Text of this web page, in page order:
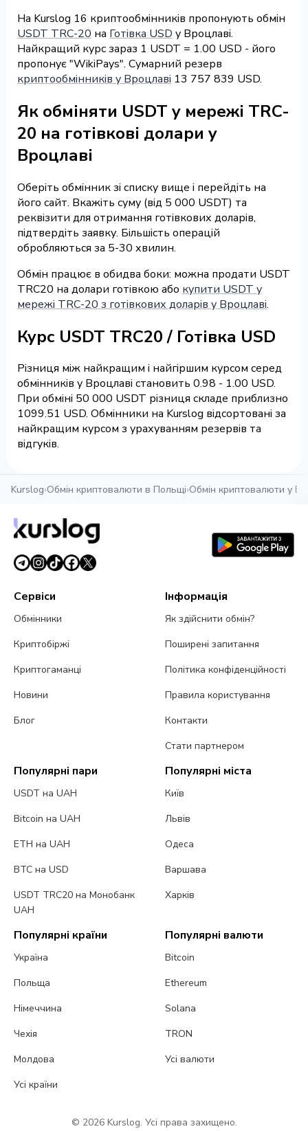
На Kurslog 16 криптообмінників пропонують обмін
USDT TRC-20 на Готівка USD у Вроцлаві.
Найкращий курс зараз 1 USDT = 1.00 USD - його
пропонує "WikiPays". Сумарний резерв
криптообмінників у Вроцлаві 13 757 839 USD.
Як обміняти USDT у мережі TRC-
20 на готівкові долари у
Вроцлаві
Оберіть обмінник зі списку вище і перейдіть на
його сайт. Вкажіть суму (від 5 000 USDT) та
реквізити для отримання готівкових доларів,
підтвердіть заявку. Більшість операцій
обробляються за 5-30 хвилин.
Обмін працює в обидва боки: можна продати USDT
TRC20 на долари готівкою або купити USDT у
мережі TRC-20 з готівкових доларів у Вроцлаві.
Курс USDT TRC20 / Готівка USD
Різниця між найкращим і найгіршим курсом серед
обмінників у Вроцлаві становить 0.98 - 1.00 USD.
При обміні 50 000 USDT різниця складе приблизно
1099.51 USD. Обмінники на Kurslog відсортовані за
найкращим курсом з урахуванням резервів та
відгуків.
Kurslog›Обмін криптовалюти в Польщі›Обмін криптовалюти у
Сервіси
Обмінники
Криптобіржі
Криптогаманці
Новини
Блог
Інформація
Як здійснити обмін?
Поширені запитання
Політика конфіденційності
Правила користування
Контакти
Стати партнером
Популярні пари
USDT на UAH
Bitcoin на UAH
ETH на UAH
BTC на USD
USDT TRC20 на Монобанк
UAH
Популярні міста
Київ
Львів
Одеса
Варшава
Харків
Популярні країни
Україна
Польща
Німеччина
Чехія
Молдова
Усі країни
Популярні валюти
Bitcoin
Ethereum
Solana
TRON
Усі валюти
© 2026 Kurslog. Усі права захищено.